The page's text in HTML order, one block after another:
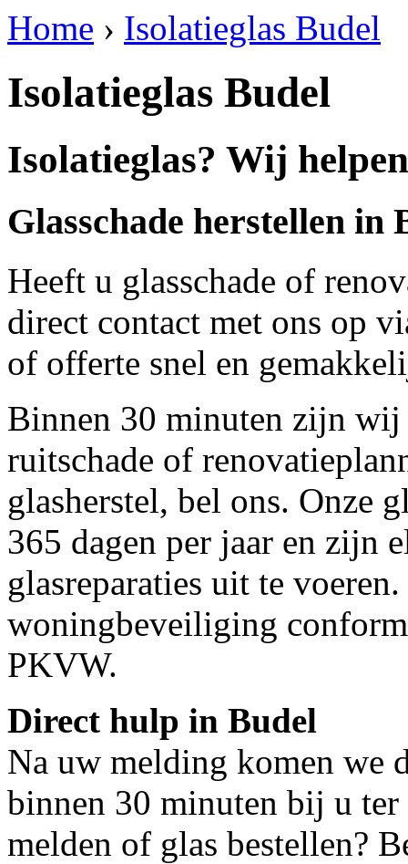
Home › Isolatieglas Budel
Isolatieglas Budel
Isolatieglas? Wij
Glasschade herstellen in
Heeft u glasschade of
direct contact met ons op
of offerte snel en
Binnen 30 minuten zijn wij
ruitschade of
glasherstel, bel ons. Onze
365 dagen per jaar en zijn
glasreparaties uit te
woningbeveiliging
PKVW.
Direct hulp in Budel
Na uw melding komen we
binnen 30 minuten bij u ter
melden of glas bestellen?